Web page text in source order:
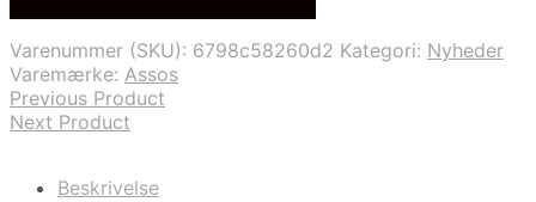
Varenummer (SKU): 6798c58260d2 Kategori: Nyheder
Varemærke: Assos
Previous Product
Next Product
Beskrivelse